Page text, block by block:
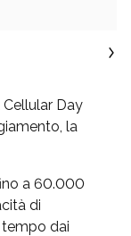
Day
la
a 60.000
di
dai